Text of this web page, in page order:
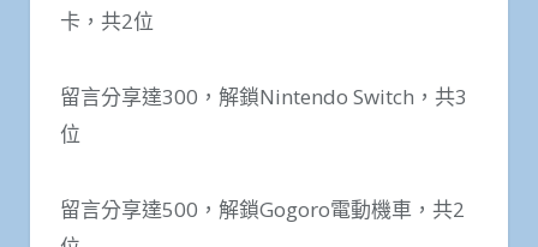
卡，共2位
留言分享達300，解鎖Nintendo Switch，共3
位
留言分享達500，解鎖Gogoro電動機車，共2